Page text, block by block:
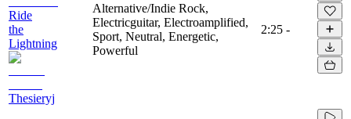
Ride
the
Lightning
Thesieryj
Alternative/Indie Rock,
Electricguitar, Electroamplified,
Sport, Neutral, Energetic,
Powerful
2:25 -